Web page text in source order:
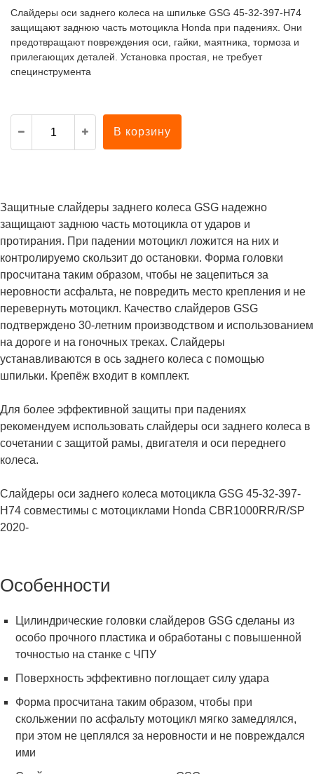
Слайдеры оси заднего колеса на шпильке GSG 45-32-397-H74
защищают заднюю часть мотоцикла Honda при падениях. Они
предотвращают повреждения оси, гайки, маятника, тормоза и
прилегающих деталей. Установка простая, не требует
специнструмента
В корзину
Защитные слайдеры заднего колеса GSG надежно
защищают заднюю часть мотоцикла от ударов и
протирания. При падении мотоцикл ложится на них и
контролируемо скользит до остановки. Форма головки
просчитана таким образом, чтобы не зацепиться за
неровности асфальта, не повредить место крепления и не
перевернуть мотоцикл. Качество слайдеров GSG
подтверждено 30-летним производством и использованием
на дороге и на гоночных треках. Слайдеры
устанавливаются в ось заднего колеса с помощью
шпильки. Крепёж входит в комплект.
Для более эффективной защиты при падениях
рекомендуем использовать слайдеры оси заднего колеса в
сочетании с защитой рамы, двигателя и оси переднего
колеса.
Слайдеры оси заднего колеса мотоцикла GSG 45-32-397-
H74 совместимы с мотоциклами Honda CBR1000RR/R/SP
2020-
Особенности
Цилиндрические головки слайдеров GSG сделаны из
особо прочного пластика и обработаны с повышенной
точностью на станке с ЧПУ
Поверхность эффективно поглощает силу удара
Форма просчитана таким образом, чтобы при
скольжении по асфальту мотоцикл мягко замедлялся,
при этом не цеплялся за неровности и не повреждался
ими